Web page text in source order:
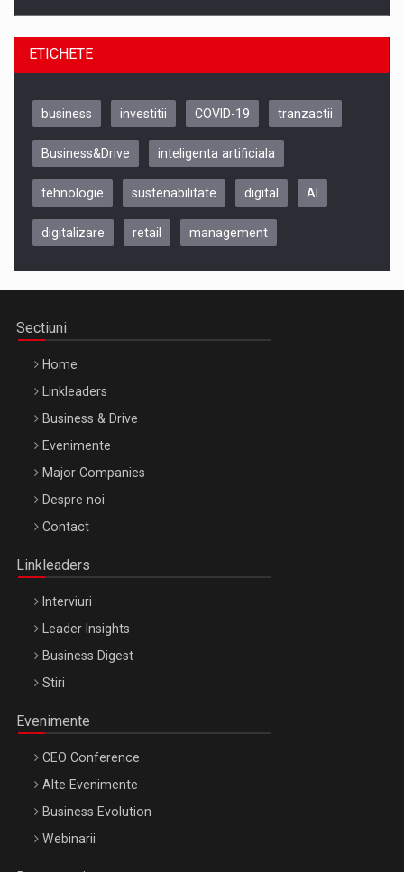
Be Inspired. Make it Happen!, CLUJ, 9 Decembrie
Be Inspired. Make it Happen!, ARTEMIS LETO, ORADEA, 8
Octombrie
ETICHETE
business investitii COVID-19 tranzactii
Business&Drive inteligenta artificiala
tehnologie sustenabilitate digital AI
digitalizare retail management
Sectiuni
Home
Linkleaders
Business & Drive
Evenimente
Major Companies
Despre noi
Contact
Linkleaders
Interviuri
Leader Insights
Business Digest
Stiri
Evenimente
CEO Conference
Alte Evenimente
Business Evolution
Webinarii